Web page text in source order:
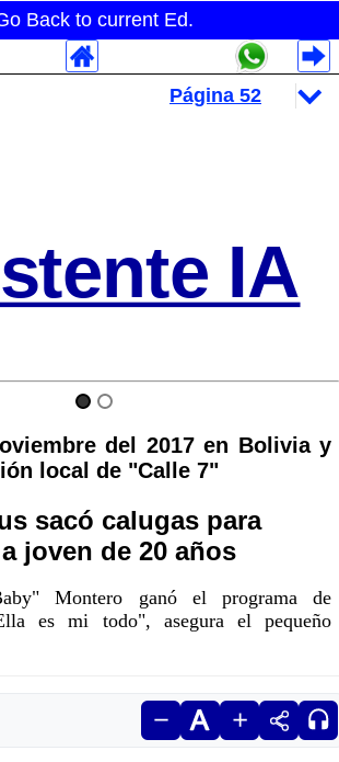
Back to current Ed.
IA
del 2017 en Bolivia y
local de "Calle 7"
sacó calugas para
joven de 20 años
Montero ganó el programa de
es mi todo", asegura el pequeño
Rubros